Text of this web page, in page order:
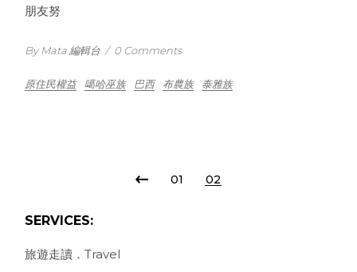
朋友努
By Mata 編輯台 / 0 Comments
原住民權益 噶哈巫族 巴西 布農族 泰雅族
PAGINATION
01 02
SERVICES:
旅遊走讀．Travel